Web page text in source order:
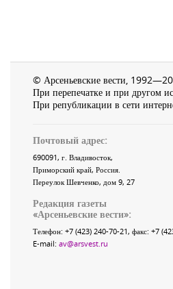
© Арсеньевские вести,
При перепечатке и при другом
При републикации в сети
Почтовый адрес:
690091, г. Владивосток,
Приморский край, Россия.
Переулок Шевченко, дом 9, 27
Редакция газеты
«Арсеньевские вести»:
Телефон: +7 (423) 240-70-21, факс: +7
E-mail: av@arsvest.ru